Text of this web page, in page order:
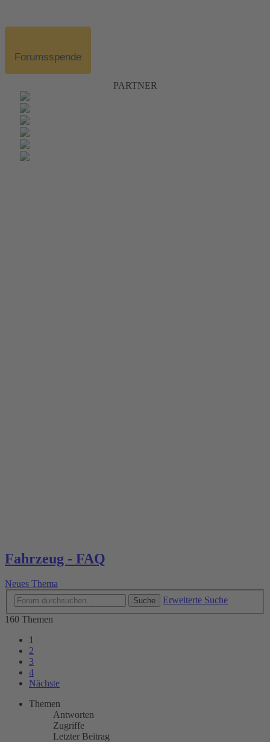
Forumsspende
PARTNER
Fahrzeug - FAQ
Neues Thema
Suche
Erweiterte Suche
160 Themen
1
2
3
4
Nächste
Themen
Antworten
Zugriffe
Letzter Beitrag